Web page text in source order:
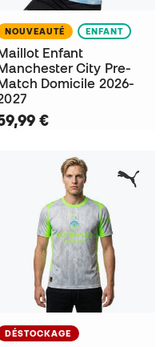
NOUVEAUTÉ ENFANT
Enfant
City Pre-
Domicile 2026-
€
DÉSTOCKAGE